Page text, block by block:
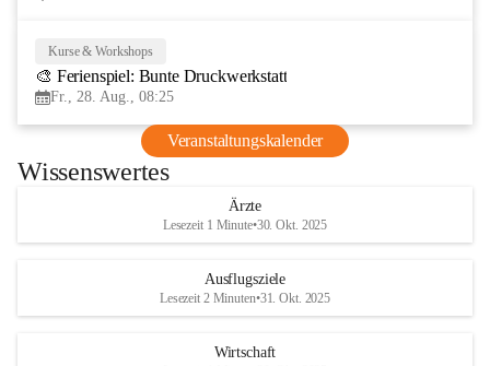
Kurse & Workshops
🎨 Ferienspiel: Bunte Druckwerkstatt
Fr., 28. Aug., 08:25
Veranstaltungskalender
Wissenswertes
Ärzte
Lesezeit 1 Minute•30. Okt. 2025
Ausflugsziele
Lesezeit 2 Minuten•31. Okt. 2025
Wirtschaft